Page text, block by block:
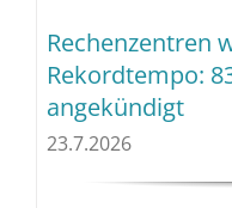
Rechenzentren
Rekordtempo:
angekündigt
23.7.2026